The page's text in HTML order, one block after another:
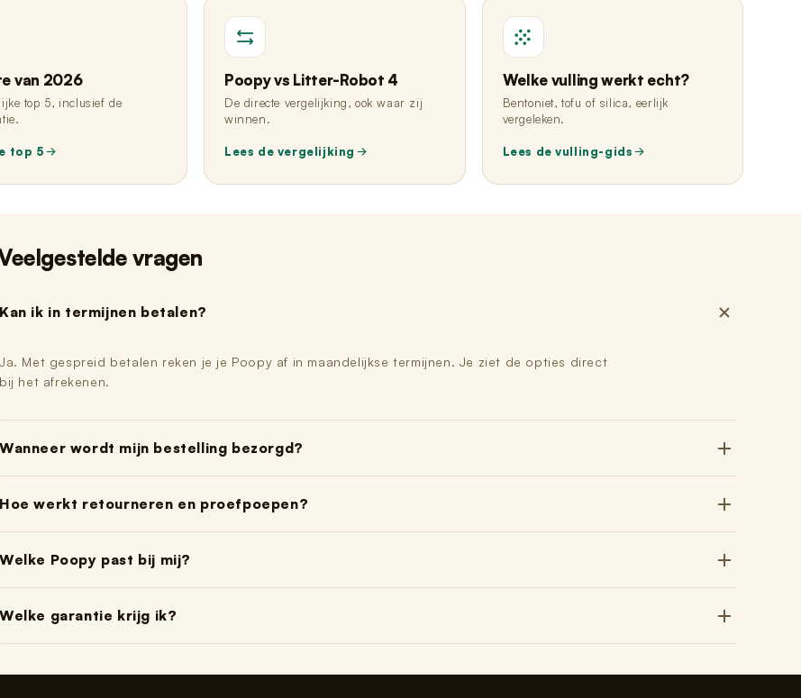
van 2026
top 5, inclusief de
top 5
Poopy vs Litter-Robot 4
De directe vergelijking, ook waar zij
winnen.
Lees de vergelijking
Welke vulling werkt echt?
Bentoniet, tofu of silica, eerlijk
vergeleken.
Lees de vulling-gids
vragen
Kan ik in termijnen betalen?
Ja. Met gespreid betalen reken je je Poopy af in maandelijkse termijnen. Je ziet de opties direct
bij het afrekenen.
Wanneer wordt mijn bestelling bezorgd?
Hoe werkt retourneren en proefpoepen?
Welke Poopy past bij mij?
Welke garantie krijg ik?